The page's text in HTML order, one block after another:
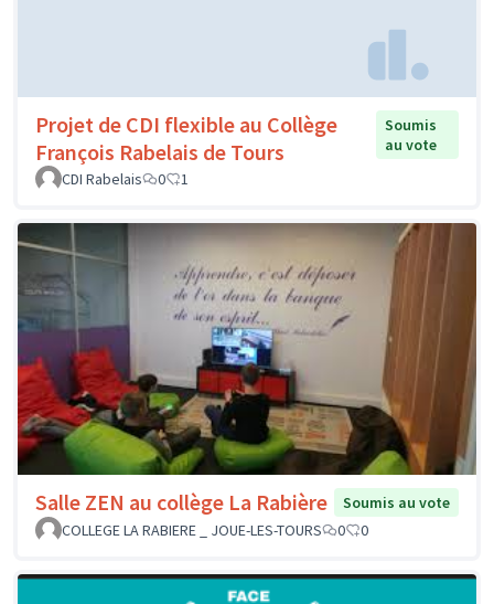
Projet de CDI flexible au Collège
François Rabelais de Tours
Soumis
au vote
CDI Rabelais
0 1
Salle ZEN au collège La Rabière
Soumis au vote
COLLEGE LA RABIERE _ JOUE-LES-TOURS
0 0